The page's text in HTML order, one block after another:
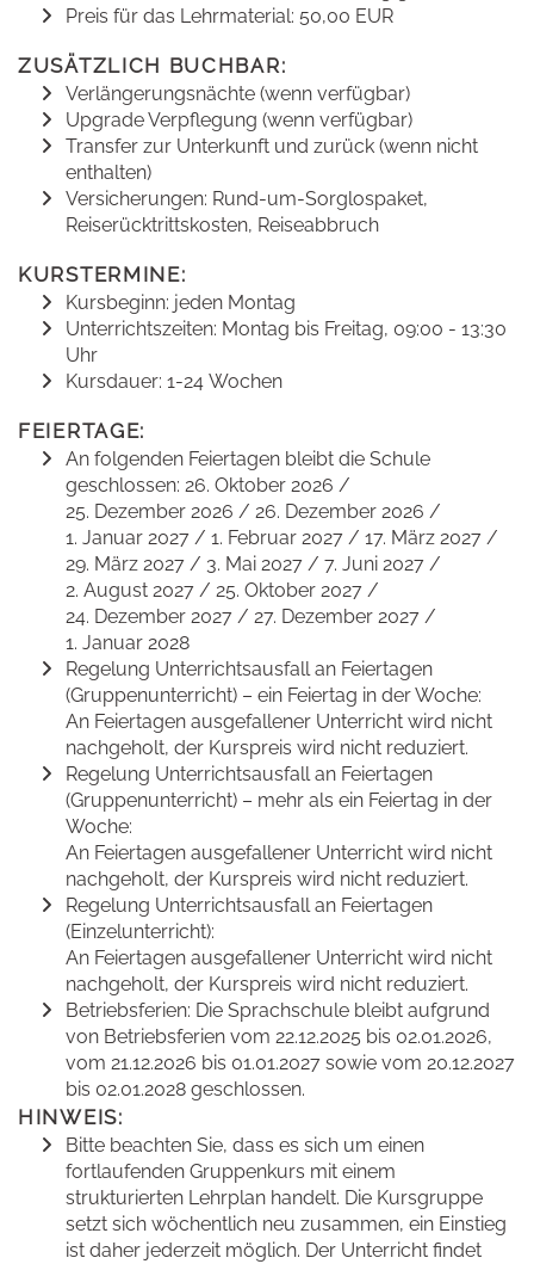
Preis für das Lehrmaterial: 50,00 EUR
ZUSÄTZLICH BUCHBAR:
Verlängerungsnächte (wenn verfügbar)
Upgrade Verpflegung (wenn verfügbar)
Transfer zur Unterkunft und zurück (wenn nicht
enthalten)
Versicherungen: Rund-um-Sorglospaket,
Reiserücktrittskosten, Reiseabbruch
KURSTERMINE:
Kursbeginn: jeden Montag
Unterrichtszeiten: Montag bis Freitag, 09:00 - 13:30
Uhr
Kursdauer: 1-24 Wochen
FEIERTAGE:
An folgenden Feiertagen bleibt die Schule
geschlossen: 26. Oktober 2026 /
25. Dezember 2026 / 26. Dezember 2026 /
1. Januar 2027 / 1. Februar 2027 / 17. März 2027 /
29. März 2027 / 3. Mai 2027 / 7. Juni 2027 /
2. August 2027 / 25. Oktober 2027 /
24. Dezember 2027 / 27. Dezember 2027 /
1. Januar 2028
Regelung Unterrichtsausfall an Feiertagen
(Gruppenunterricht) – ein Feiertag in der Woche:
An Feiertagen ausgefallener Unterricht wird nicht
nachgeholt, der Kurspreis wird nicht reduziert.
Regelung Unterrichtsausfall an Feiertagen
(Gruppenunterricht) – mehr als ein Feiertag in der
Woche:
An Feiertagen ausgefallener Unterricht wird nicht
nachgeholt, der Kurspreis wird nicht reduziert.
Regelung Unterrichtsausfall an Feiertagen
(Einzelunterricht):
An Feiertagen ausgefallener Unterricht wird nicht
nachgeholt, der Kurspreis wird nicht reduziert.
Betriebsferien: Die Sprachschule bleibt aufgrund
von Betriebsferien vom 22.12.2025 bis 02.01.2026,
vom 21.12.2026 bis 01.01.2027 sowie vom 20.12.2027
bis 02.01.2028 geschlossen.
HINWEIS:
Bitte beachten Sie, dass es sich um einen
fortlaufenden Gruppenkurs mit einem
strukturierten Lehrplan handelt. Die Kursgruppe
setzt sich wöchentlich neu zusammen, ein Einstieg
ist daher jederzeit möglich. Der Unterricht findet